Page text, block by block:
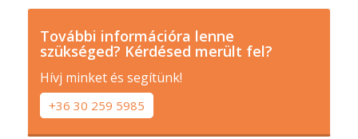
További információra lenne
szükséged? Kérdésed merült fel?
Hívj minket és segítünk!
+36 30 259 5985